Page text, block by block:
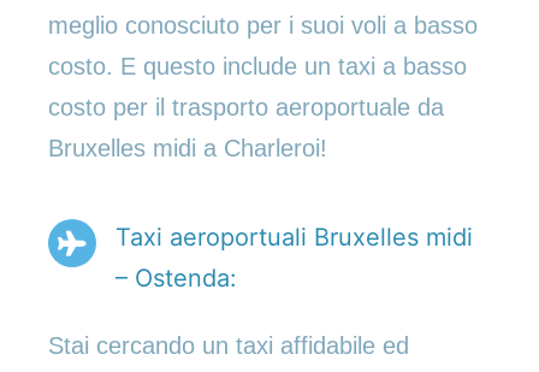
meglio conosciuto per i suoi voli a basso
costo. E questo include un taxi a basso
costo per il trasporto aeroportuale da
Bruxelles midi a Charleroi!
Taxi aeroportuali Bruxelles midi
– Ostenda:
Stai cercando un taxi affidabile ed